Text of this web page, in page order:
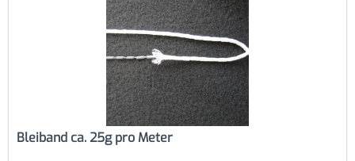
Bleiband ca. 25g pro Meter